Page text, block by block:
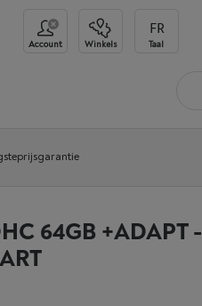
Account Winkels Taal
64GB +ADAPT -